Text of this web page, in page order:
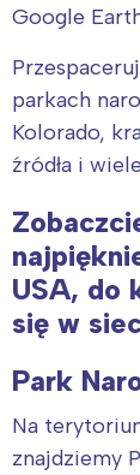
Google
parkach
Kolorado,
źródła i
USA, do
się w
Park
Na
znajdziemy